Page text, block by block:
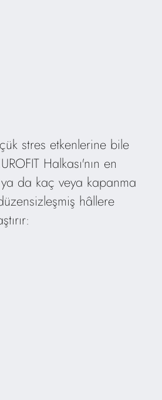
stres etkenlerine bile
Halkası'nın en
da kaç veya kapanma
hâllere